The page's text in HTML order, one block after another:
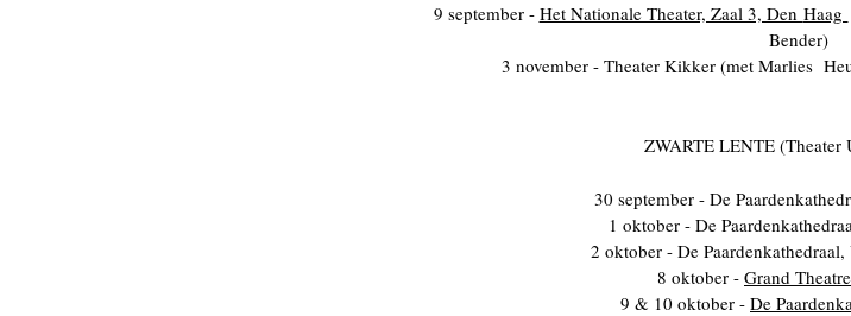
9 september - Het Nationale Theater, Zaal 3, Den Haag
Bender)
3 november - Theater Kikker (met Marlies
ZWARTE LENTE (Theater
30 september - De
1 oktober - De
2 oktober - De
8 oktober - Grand
9 & 10 oktober - De